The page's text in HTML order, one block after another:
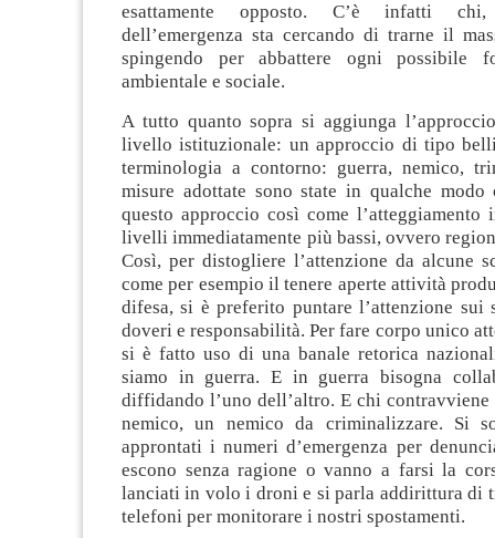
esattamente opposto. C’è infatti chi,
dell’emergenza sta cercando di trarne il
spingendo per abbattere ogni possibile
ambientale e sociale.
A tutto quanto sopra si aggiunga
livello istituzionale: un approccio di tipo
terminologia a contorno: guerra, nemico,
misure adottate sono state in qualche modo
questo approccio così come l’atteggiamento
livelli immediatamente più bassi, ovvero
Così, per distogliere l’attenzione da alcune
come per esempio il tenere aperte attività
difesa, si è preferito puntare l’attenzione
doveri e responsabilità. Per fare corpo unico
si è fatto uso di una banale retorica
siamo in guerra. E in guerra bisogna
diffidando l’uno dell’altro. E chi
nemico, un nemico da criminalizzare. Si
approntati i numeri d’emergenza per
escono senza ragione o vanno a farsi la
lanciati in volo i droni e si parla addirittura di
telefoni per monitorare i nostri spostamenti.